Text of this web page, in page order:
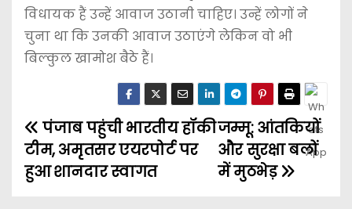
विधायक हैं उन्हें आवाज उठानी चाहिए। उन्हें लोगों ने
चुना था कि उनकी आवाज उठाएंगे लेकिन वो भी
बिल्कुल खामोश बैठे हैं।
जम्मू: आंतकियों
और सुरक्षा बलों
में मुठभेड़
पंजाब पहुंची भारतीय हॉकी
टीम, अमृतसर एयरपोर्ट पर
हुआ शानदार स्वागत